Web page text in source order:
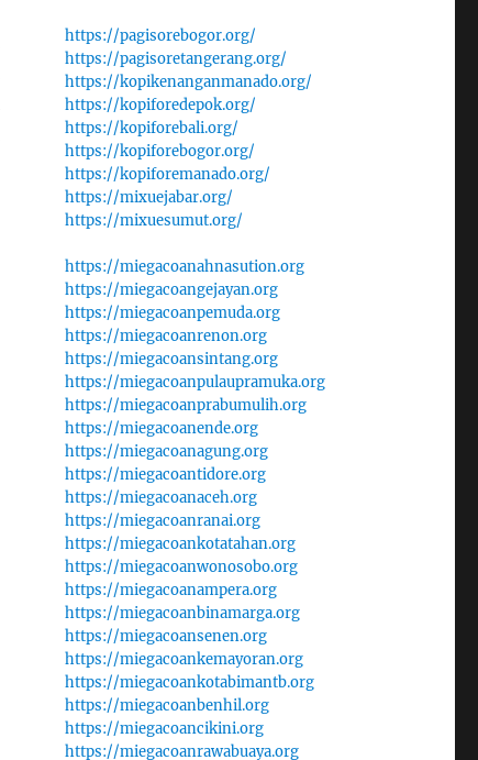
https://pagisorebogor.org/
https://pagisoretangerang.org/
https://kopikenanganmanado.org/
https://kopiforedepok.org/
https://kopiforebali.org/
https://kopiforebogor.org/
https://kopiforemanado.org/
https://mixuejabar.org/
https://mixuesumut.org/
https://miegacoanahnasution.org
https://miegacoangejayan.org
https://miegacoanpemuda.org
https://miegacoanrenon.org
https://miegacoansintang.org
https://miegacoanpulaupramuka.org
https://miegacoanprabumulih.org
https://miegacoanende.org
https://miegacoanagung.org
https://miegacoantidore.org
https://miegacoanaceh.org
https://miegacoanranai.org
https://miegacoankotatahan.org
https://miegacoanwonosobo.org
https://miegacoanampera.org
https://miegacoanbinamarga.org
https://miegacoansenen.org
https://miegacoankemayoran.org
https://miegacoankotabimantb.org
https://miegacoanbenhil.org
https://miegacoancikini.org
https://miegacoanrawabuaya.org